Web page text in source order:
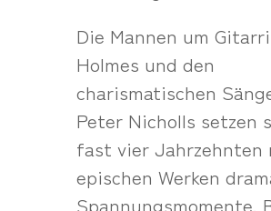
Die Mannen um
Holmes und den
charismatischen
Peter Nicholls setzen
fast vier Jahrzehnten
epischen Werken
Spannungsmomente.